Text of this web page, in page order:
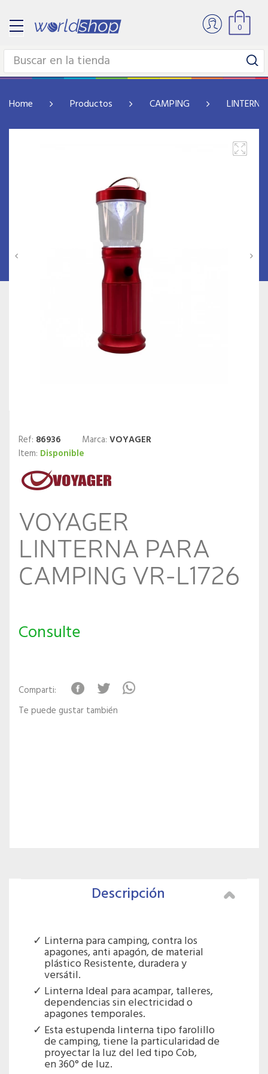
0
Home Productos CAMPING LINTERNA
Ref: 86936 Marca: VOYAGER
Item: Disponible
VOYAGER
LINTERNA PARA
CAMPING VR-L1726
Consulte
Comparti:
Te puede gustar también
Descripción
Linterna para camping, contra los
apagones, anti apagón, de material
plástico Resistente, duradera y
versátil.
Linterna Ideal para acampar, talleres,
dependencias sin electricidad o
apagones temporales.
Esta estupenda linterna tipo farolillo
de camping, tiene la particularidad de
proyectar la luz del led tipo Cob,
en 360° de luz.